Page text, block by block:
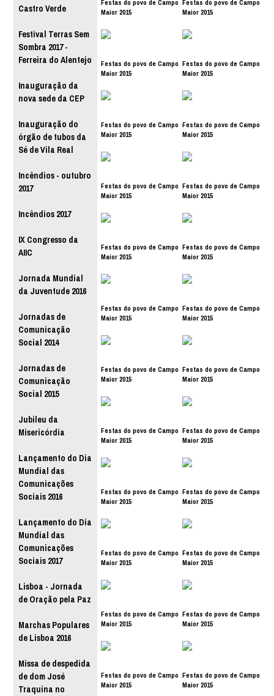
Castro Verde
Festival Terras Sem
Sombra 2017 -
Ferreira do Alentejo
Inauguração da
nova sede da CEP
Inauguração do
órgão de tubos da
Sé de Vila Real
Incêndios - outubro
2017
Incêndios 2017
IX Congresso da
AIIC
Jornada Mundial
da Juventude 2016
Jornadas de
Comunicação
Social 2014
Jornadas de
Comunicação
Social 2015
Jubileu da
Misericórdia
Lançamento do Dia
Mundial das
Comunicações
Sociais 2016
Lançamento do Dia
Mundial das
Comunicações
Sociais 2017
Lisboa - Jornada
de Oração pela Paz
Marchas Populares
de Lisboa 2016
Missa de despedida
de dom José
Traquina no
Festas do povo de Campo
Maior 2015
Festas do povo de Campo
Maior 2015
Festas do povo de Campo
Maior 2015
Festas do povo de Campo
Maior 2015
Festas do povo de Campo
Maior 2015
Festas do povo de Campo
Maior 2015
Festas do povo de Campo
Maior 2015
Festas do povo de Campo
Maior 2015
Festas do povo de Campo
Maior 2015
Festas do povo de Campo
Maior 2015
Festas do povo de Campo
Maior 2015
Festas do povo de Campo
Maior 2015
Festas do povo de Campo
Maior 2015
Festas do povo de Campo
Maior 2015
Festas do povo de Campo
Maior 2015
Festas do povo de Campo
Maior 2015
Festas do povo de Campo
Maior 2015
Festas do povo de Campo
Maior 2015
Festas do povo de Campo
Maior 2015
Festas do povo de Campo
Maior 2015
Festas do povo de Campo
Maior 2015
Festas do povo de Campo
Maior 2015
Festas do povo de Campo
Maior 2015
Festas do povo de Campo
Maior 2015